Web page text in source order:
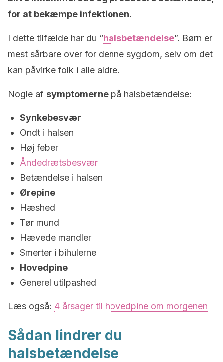
for at bekæmpe infektionen.
I dette tilfælde har du “halsbetændelse”. Børn er
mest sårbare over for denne sygdom, selv om det
kan påvirke folk i alle aldre.
Nogle af symptomerne på halsbetændelse:
Synkebesvær
Ondt i halsen
Høj feber
Åndedrætsbesvær
Betændelse i halsen
Ørepine
Hæshed
Tør mund
Hævede mandler
Smerter i bihulerne
Hovedpine
Generel utilpashed
Læs også: 4 årsager til hovedpine om morgenen
Sådan lindrer du
halsbetændelse